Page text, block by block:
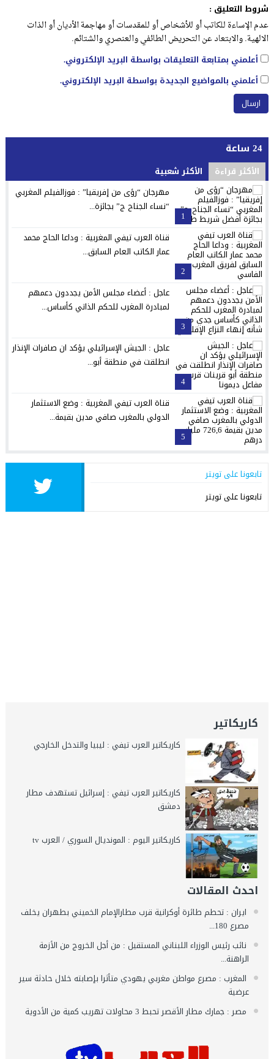
شروط التعليق :
عدم الإساءة للكاتب أو للأشخاص أو للمقدسات أو مهاجمة الأديان أو الذات
الالهية. والابتعاد عن التحريض الطائفي والعنصري والشتائم.
أعلمني بمتابعة التعليقات بواسطة البريد الإلكتروني.
أعلمني بالمواضيع الجديدة بواسطة البريد الإلكتروني.
24 ساعة
الأكثر قراءة الأكثر شعبية
1
مهرجان “رؤى من إفريقيا” : فوزالفيلم المغربي
“نساء الجناح ج” بجائزة...
2
قناة العرب تيفي المغربية : وداعا الحاج محمد
عمار الكاتب العام السابق...
3
عاجل : أعضاء مجلس الأمن يجددون دعمهم
لمبادرة المغرب للحكم الذاتي كأساس...
4
عاجل : الجيش الإسرائيلي يؤكد ان صافرات الإنذار
انطلقت في منطقة أبو...
5
قناة العرب تيفي المغربية : وضع الاستثمار
الدولي بالمغرب صافي مدين بقيمة...
تابعونا على تويتر
تابعونا على تويتر
كاريكاتير
كاريكاتير العرب تيفي : ليبيا والتدخل الخارجي
كاريكاتير العرب تيفي : إسرائيل تستهدف مطار
دمشق
كاريكاتير اليوم : المونديال السوري / العرب tv
احدث المقالات
ايران : تحطم طائرة أوكرانية قرب مطارالإمام الخميني بطهران يخلف
مصرع 180...
نائب رئيس الوزراء اللبناني المستقيل : من أجل الخروج من الأزمة
الراهنة...
المغرب : مصرع مواطن مغربي يهودي متأثرا بإصابته خلال حادثة سير
عرضية
مصر : جمارك مطار الأقصر تحبط 3 محاولات تهريب كمية من الأدوية